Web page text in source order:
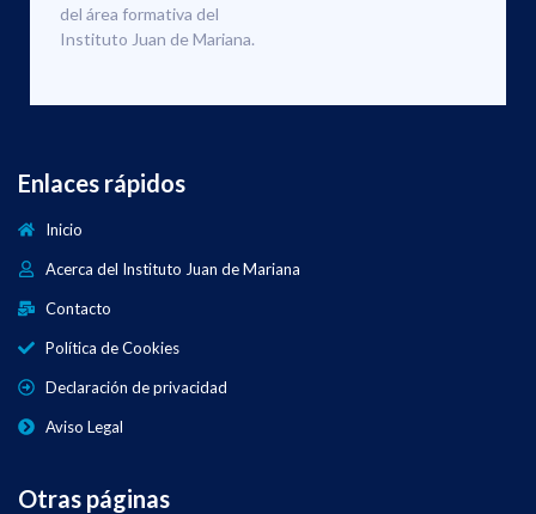
del área formativa del
Instituto Juan de Mariana.
Enlaces rápidos
Inicio
Acerca del Instituto Juan de Mariana
Contacto
Política de Cookies
Declaración de privacidad
Aviso Legal
Otras páginas